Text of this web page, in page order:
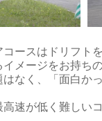
コースはドリフト
イメージをお持ち
はなく、「面白か
高速が低く難しい